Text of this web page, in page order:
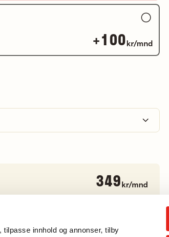
innhold og annonser, tilby
+100kr/mnd
349kr/mnd
Innmeldingsavgift 299,00 kr